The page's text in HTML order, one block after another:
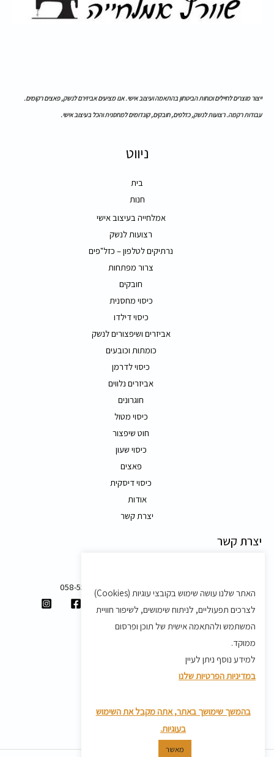
ייצור מוצרים לחיילים וכוחות הביטחון בהתאמה ועיצוב אישי. אנו מציעים אביזירם לנשק, פאצים רקומים.
עבודות רקמה. רצועות לנשק, כזלפים, חובקים, קונדומים למחסנית והכל בעיצוב אישי.
ניווט
בית
חנות
אמלחייה בעיצוב אישי
רצועות לנשק
נרתיקים לטלפון – כזל"פים
צרור מפתחות
חובקים
כיסוי מחסנית
כיסוי דילדו
אביזרים ושיפצורים לנשק
כומתות וכובעים
כיסוי לדרמן
אביזרים נלווים
חוגרונים
כיסוי מטול
חוט שיפצור
כיסוי שעון
פאצים
כיסוי דיסקית
אודות
יצרת קשר
יצרת קשר
058-5557588
shvartz.order@gmail.com
תנאים ותקנון
מדיניות החזרת מוצרים
האתר שלנו עושה שימוש בקובצי עוגיות (Cookies)
לצרכים תפעוליים, לניתוח שימושים, לשיפור חוויית
המשתמש ולהתאמה אישית של תוכן ופרסום
ממוקד.
למידע נוסף ניתן לעיין
במדיניות הפרטיות שלנו
בהמשך שימושך באתר, אתה מקבל את השימוש
בעוגיות.
מאשר